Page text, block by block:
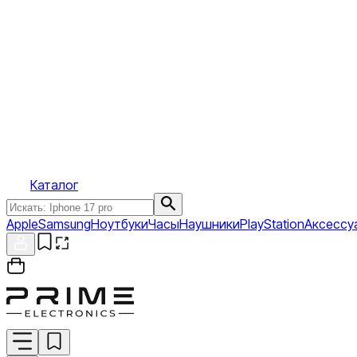
Каталог
AppleSamsungНоутбукиЧасыНаушникиPlayStation